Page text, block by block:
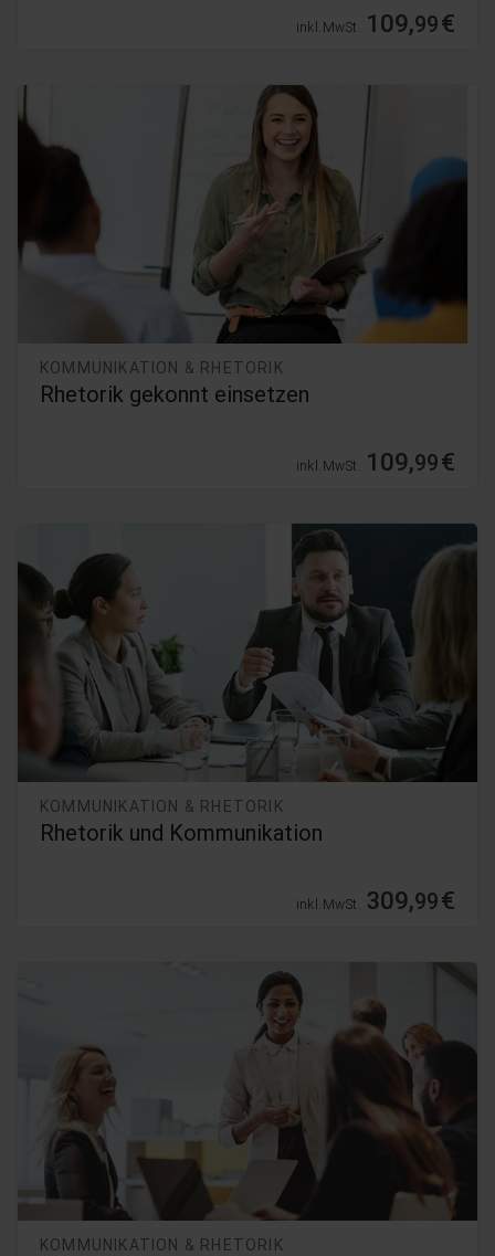
inkl. MwSt. 109,99€
KOMMUNIKATION & RHETORIK
Rhetorik gekonnt einsetzen
inkl. MwSt. 109,99€
KOMMUNIKATION & RHETORIK
Rhetorik und Kommunikation
inkl. MwSt. 309,99€
KOMMUNIKATION & RHETORIK